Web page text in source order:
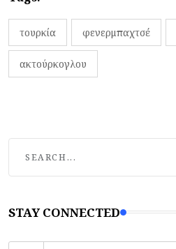
τουρκία φενερμπαχτσέ
ακτούρκογλου
STAY CONNECTED